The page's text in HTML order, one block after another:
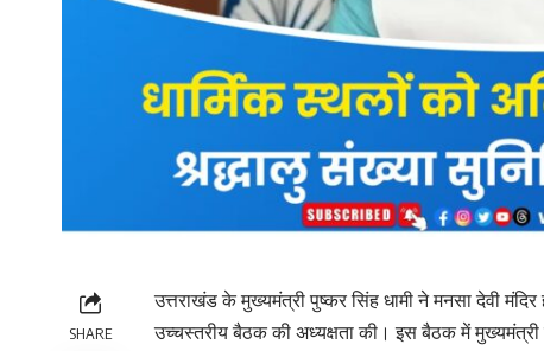
SHARE
उत्तराखंड के मुख्यमंत्री पुष्कर सिंह धामी ने मनसा देवी
उच्चस्तरीय बैठक की अध्यक्षता की। इस बैठक में मुख्यमंत्री ने